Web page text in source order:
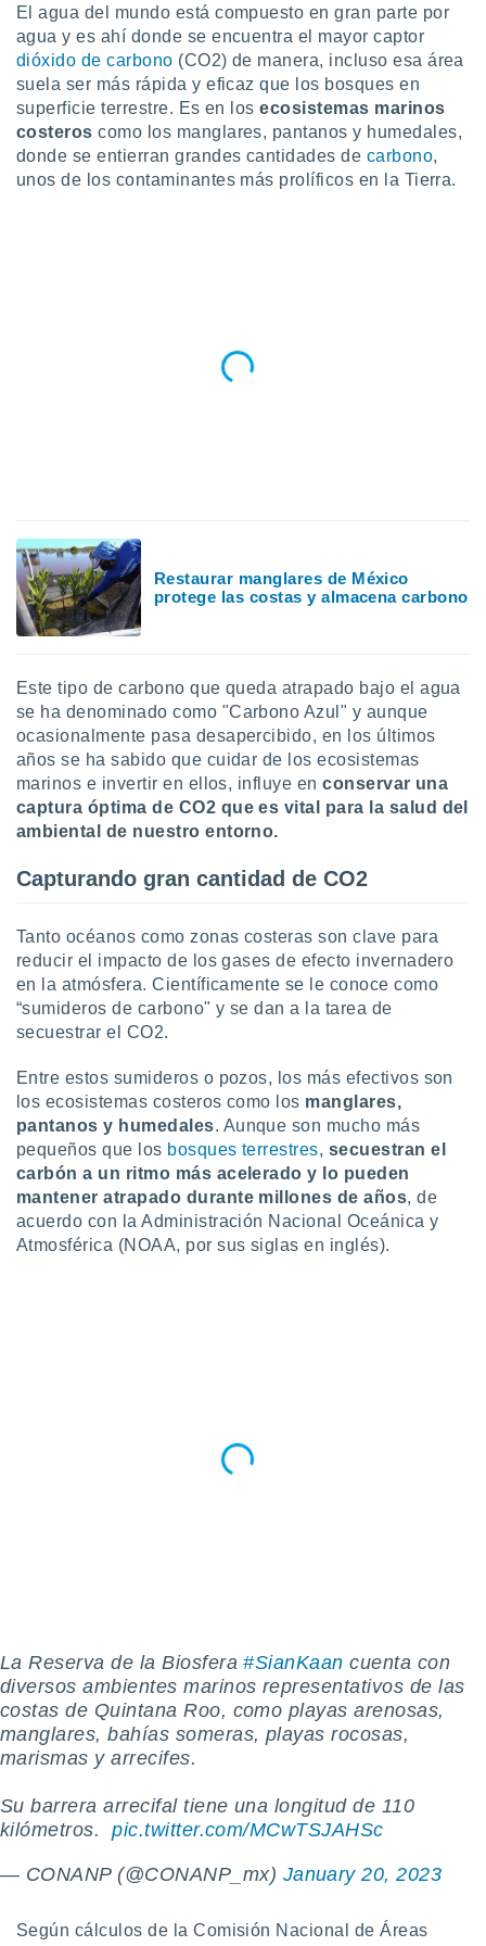
y
en
más
nuestra
y
En
de que
sean
el sitio
se
para
ni para
o
no
acceder a
web a
abono
únicos
como
o acceder
El agua del mundo está compuesto en gran parte por
agua y es ahí donde se encuentra el mayor captor
dióxido de carbono (CO2) de manera, incluso esa área
suela ser más rápida y eficaz que los bosques en
superficie terrestre. Es en losecosistemas marinos
costeros como los manglares, pantanos y humedales,
donde se entierran grandes cantidades de carbono,
unos de los contaminantes más prolíficos en la Tierra.
Restaurar manglares de México
protege las costas y almacena carbono
Este tipo de carbono que queda atrapado bajo el agua
se ha denominado como "Carbono Azul" y aunque
ocasionalmente pasa desapercibido, en los últimos
años se ha sabido que cuidar de los ecosistemas
marinos e invertir en ellos, influye enconservar una
captura óptima de CO2 que es vital para la salud del
ambiental de nuestro entorno.
Capturando gran cantidad de CO2
Tanto océanos como zonas costeras son clave para
reducir el impacto de los gases de efecto invernadero
en la atmósfera. Científicamente se le conoce como
“sumideros de carbono" y se dan a la tarea de
secuestrar el CO2.
Entre estos sumideros o pozos, los más efectivos son
los ecosistemas costeros como los manglares,
pantanos y humedales. Aunque son mucho más
pequeños que los bosques terrestres, secuestran el
carbón a un ritmo más acelerado y lo pueden
mantener atrapado durante millones de años, de
acuerdo con la Administración Nacional Oceánica y
Atmosférica (NOAA, por sus siglas en inglés).
La Reserva de la Biosfera#SianKaan cuenta con
diversos ambientes marinos representativos de las
costas de Quintana Roo, como playas arenosas,
manglares, bahías someras, playas rocosas,
marismas y arrecifes.
Su barrera arrecifal tiene una longitud de 110
kilómetros. ️pic.twitter.com/MCwTSJAHSc
— CONANP (@CONANP_mx) January 20, 2023
Según cálculos de la Comisión Nacional de Áreas